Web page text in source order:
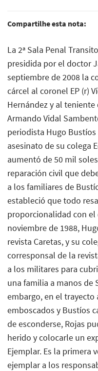
Compartilhe esta nota:
La 2ª Sala Penal
presidida por el doctor
septiembre de 2008 la
cárcel al coronel EP (r)
Hernández y al teniente
Armando Vidal
periodista Hugo
asesinato de su colega
aumentó de 50 mil
reparación civil que
a los familiares de
estableció que todo
proporcionalidad con el
noviembre de 1988,
revista Caretas, y su
corresponsal de la
a los militares para
una familia a manos de
embargo, en el
emboscados y Bustíos
de esconderse, Rojas
herido y colocarle un
Ejemplar. Es la primera
ejemplar a los